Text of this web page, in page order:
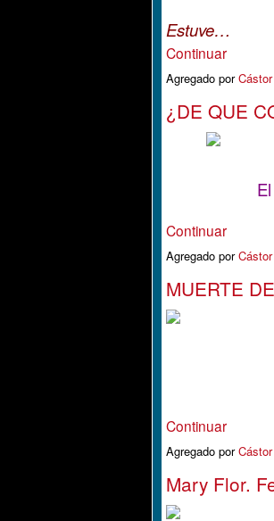
Estuve…
Continuar
Agregado por
¿DE QUE
Continuar
Agregado por
MUERTE
Continuar
Agregado por
Mary Flor.